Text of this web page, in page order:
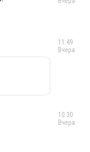
11:49
Вчера
10:30
Вчера